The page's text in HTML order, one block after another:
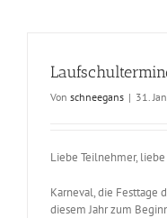
Von schneegans | 31.
Liebe Teilnehmer,
Karneval, die Festtage
diesem Jahr zum